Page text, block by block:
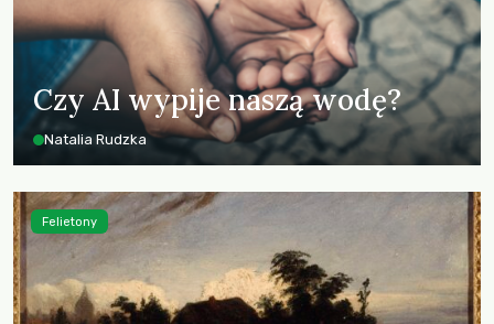
Czy AI wypije naszą wodę?
Natalia Rudzka
Felietony